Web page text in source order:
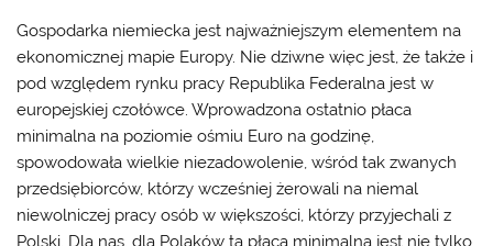
Gospodarka niemiecka jest najważniejszym elementem na
ekonomicznej mapie Europy. Nie dziwne więc jest, że także i
pod względem rynku pracy Republika Federalna jest w
europejskiej czołówce. Wprowadzona ostatnio płaca
minimalna na poziomie ośmiu Euro na godzinę,
spowodowała wielkie niezadowolenie, wśród tak zwanych
przedsiębiorców, którzy wcześniej żerowali na niemal
niewolniczej pracy osób w większości, którzy przyjechali z
Polski. Dla nas, dla Polaków ta płaca minimalna jest nie tylko